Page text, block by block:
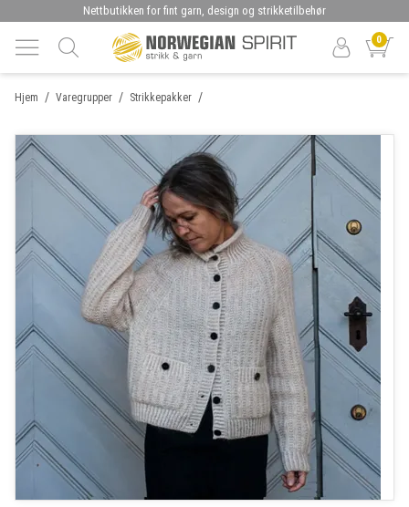
Nettbutikken for fint garn, design og strikketilbehør
0
/
Hjem /
Varegrupper /
Strikkepakker